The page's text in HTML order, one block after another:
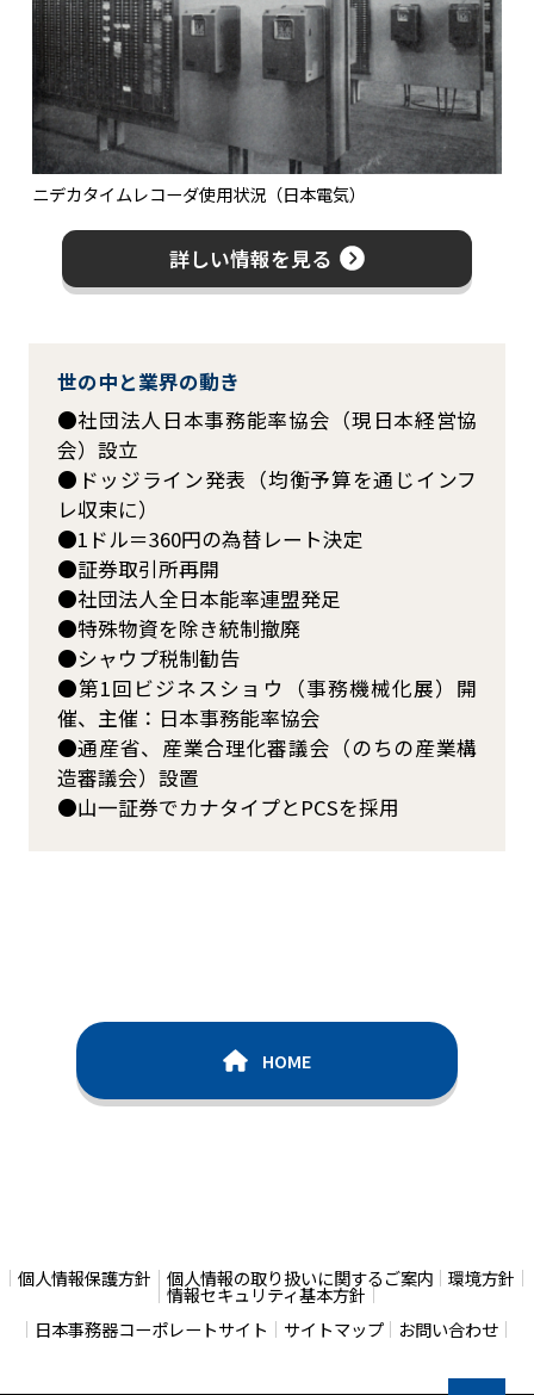
ニデカタイムレコーダ使用状況（日本電気）
詳しい情報を見る
世の中と業界の動き
社団法人日本事務能率協会（現日本経営協
会）設立
ドッジライン発表（均衡予算を通じインフ
レ収束に）
1ドル＝360円の為替レート決定
証券取引所再開
社団法人全日本能率連盟発足
特殊物資を除き統制撤廃
シャウプ税制勧告
第1回ビジネスショウ（事務機械化展）開
催、主催：日本事務能率協会
通産省、産業合理化審議会（のちの産業構
造審議会）設置
山一証券でカナタイプとPCSを採用
HOME
個人情報保護方針 個人情報の取り扱いに関するご案内 環境方針
情報セキュリティ基本方針
日本事務器コーポレートサイト
サイトマップ お問い合わせ